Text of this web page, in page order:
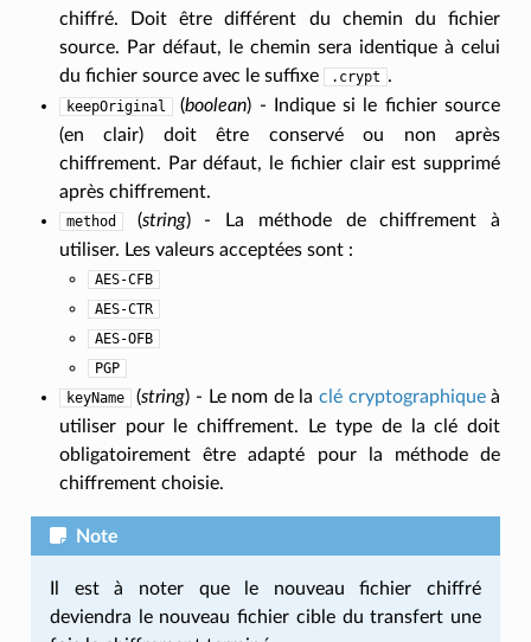
chiffré. Doit être différent du chemin du fichier
source. Par défaut, le chemin sera identique à celui
du fichier source avec le suffixe
.crypt .
keepOriginal (boolean) - Indique si le fichier source
(en clair) doit être conservé ou non après
chiffrement. Par défaut, le fichier clair est supprimé
après chiffrement.
method (string) - La méthode de chiffrement à
utiliser. Les valeurs acceptées sont :
AES-CFB
AES-CTR
AES-OFB
PGP
keyName
(string) - Le nom de la clé cryptographiqueà
utiliser pour le chiffrement. Le type de la clé doit
obligatoirement être adapté pour la méthode de
chiffrement choisie.
Note
Il est à noter que le nouveau fichier chiffré
deviendra le nouveau fichier cible du transfert une